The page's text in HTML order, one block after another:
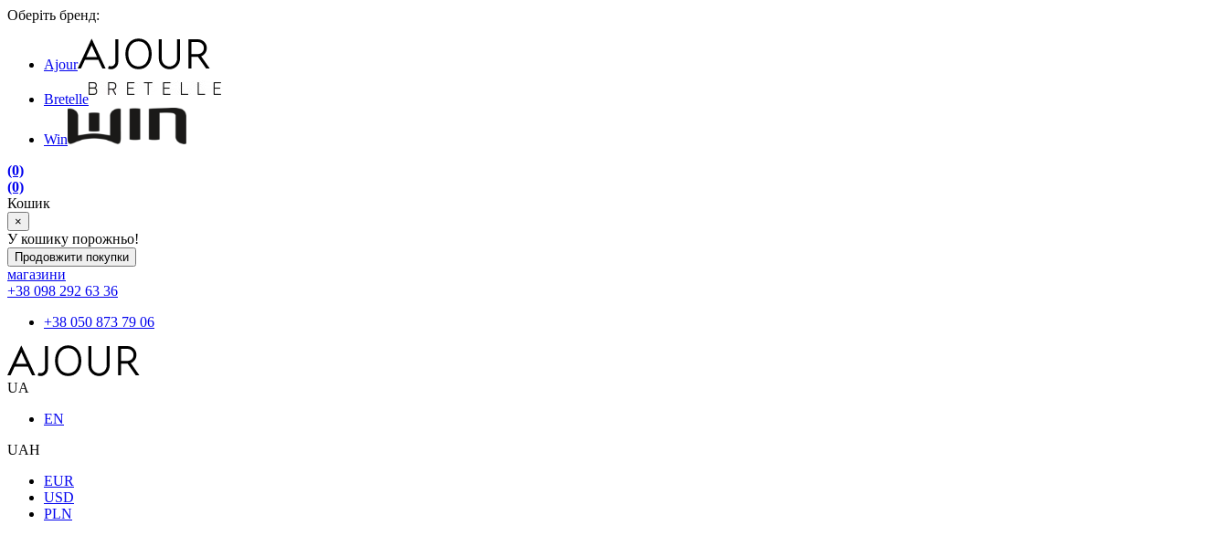
Оберіть бренд:
Ajour
Bretelle
Win
(0)
(0)
Кошик
×
У кошику порожньо!
Продовжити покупки
магазини
+38 098 292 63 36
+38 050 873 79 06
UA
EN
UAH
EUR
USD
PLN